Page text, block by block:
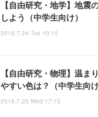
【自由研究・地学】地震
しよう（中学生向け）
2018.7.24 Tue 10:15
【自由研究・物理】温
やすい色は？（中学生向け
2018.7.25 Wed 17:15